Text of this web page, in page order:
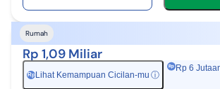
Rumah
Rp 1,09 Miliar
Rp Lihat Kemampuan Cicilan-mu ⓘ
Rp 6